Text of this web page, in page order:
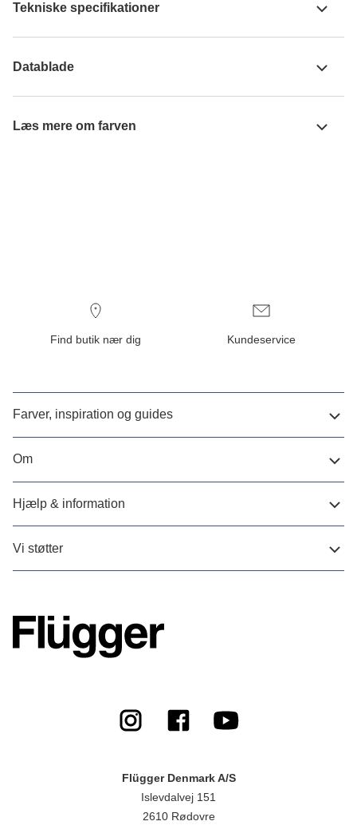
Tekniske specifikationer
Datablade
Læs mere om farven
Find butik nær dig Kundeservice
Farver, inspiration og guides
Om
Hjælp & information
Vi støtter
Flügger Denmark A/S
Islevdalvej 151
2610 Rødovre